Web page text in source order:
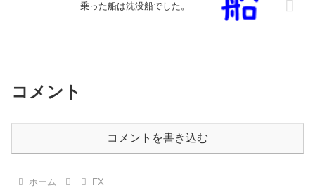
乗った船は沈没船でした。
コメント
コメントを書き込む
ホーム FX